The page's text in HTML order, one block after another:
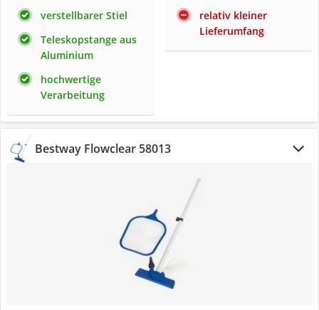
verstellbarer Stiel
Teleskopstange aus
Aluminium
hochwertige
Verarbeitung
relativ kleiner
Lieferumfang
Bestway Flowclear 58013